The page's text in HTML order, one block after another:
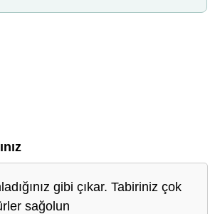
gibi çıkar. Tabiriniz çok
sağolun